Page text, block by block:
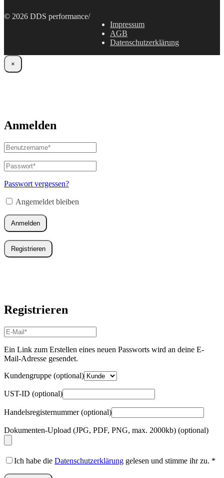
© 2026 DDS performance/
Impressum
AGB
Datenschutzerklärung
×
Anmelden
Benutzername
oder
E-
Mail-
Adresse*
Passwort*
Erforderlich
Passwort vergessen?
Angemeldet bleiben
Anmelden
Registrieren
Registrieren
E-
Mail-
Adresse*
Erforderlich
Ein Link zum Erstellen eines neuen Passworts wird an deine E-
Mail-Adresse gesendet.
Kundengruppe (optional)
UST-ID (optional)
Handelsregisternummer(optional)
Dokumenten-Upload (JPG, PDF, PNG, max. 2000kb) (optional)
Ich habe die Datenschutzerklärung gelesen und stimme ihr zu. *